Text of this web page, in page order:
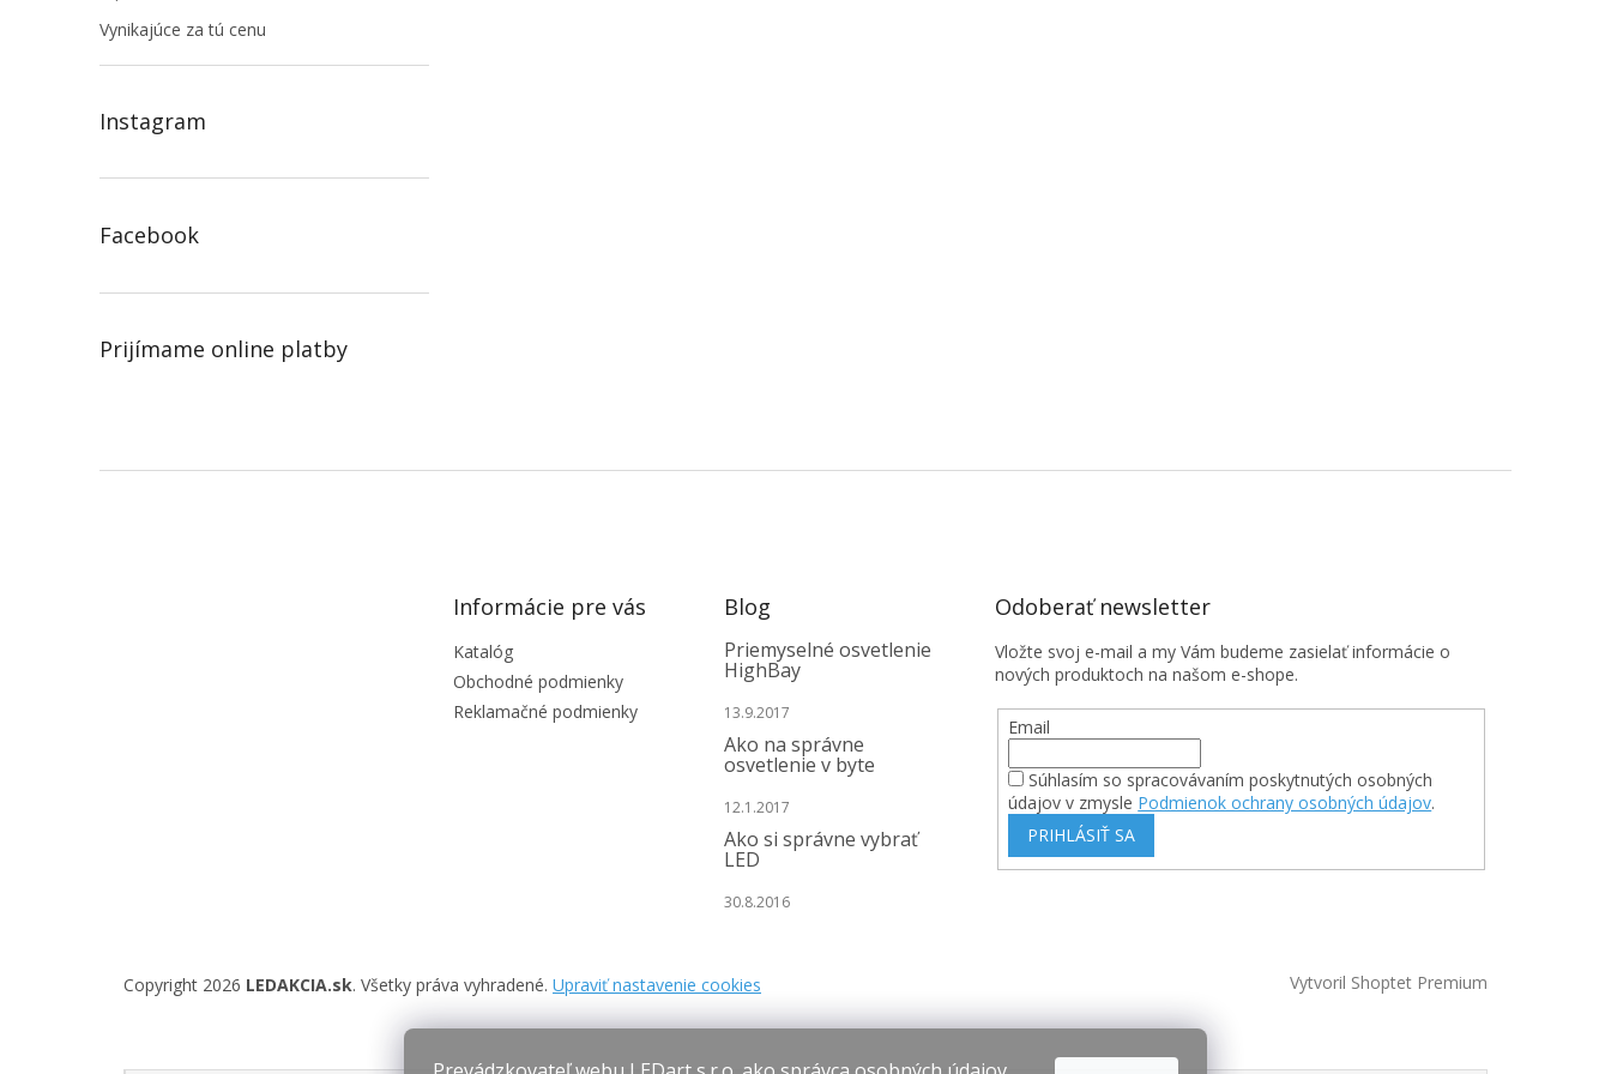
Vynikajúce za tú cenu
Instagram
Facebook
Prijímame online platby
Informácie pre vás
Katalóg
Obchodné podmienky
Reklamačné podmienky
Blog
Priemyselné osvetlenie
HighBay
13.9.2017
Ako na správne
osvetlenie v byte
12.1.2017
Ako si správne vybrať
LED
30.8.2016
Odoberať newsletter
Vložte svoj e-mail a my Vám budeme zasielať informácie o
nových produktoch na našom e-shope.
Email
Súhlasím so spracovávaním poskytnutých osobných
údajov v zmysle Podmienok ochrany osobných údajov.
PRIHLÁSIŤ SA
Vytvoril Shoptet Premium
Copyright 2026 LEDAKCIA.sk. Všetky práva vyhradené. Upraviť nastavenie cookies